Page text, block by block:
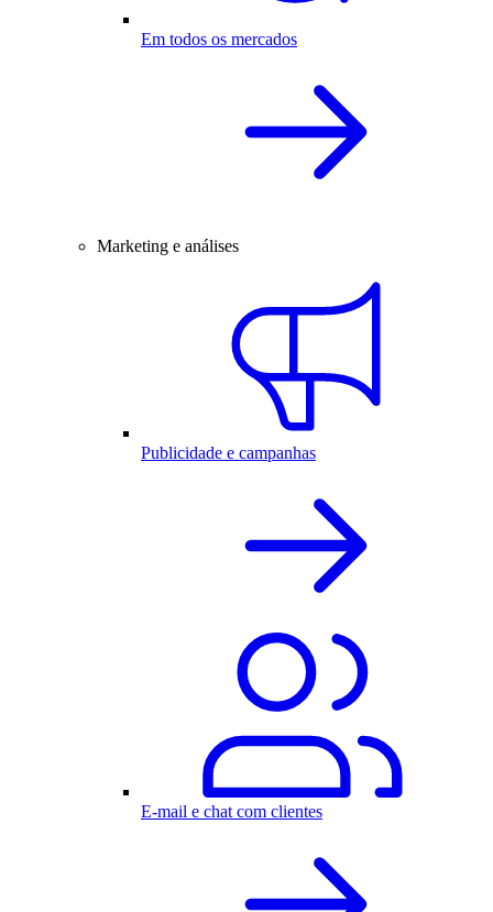
Em todos os mercados
Marketing e análises
Publicidade e campanhas
E-mail e chat com clientes